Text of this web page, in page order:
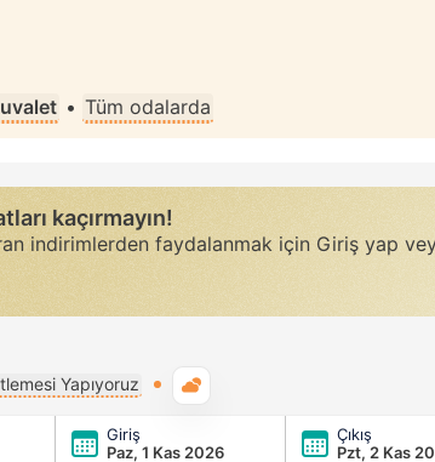
• Tüm odalarda
kaçırmayın!
indirimlerden faydalanmak için Giriş yap
Yapıyoruz
Giriş
Paz, 1 Kas 2026
Çıkış
Pzt, 2 Kas